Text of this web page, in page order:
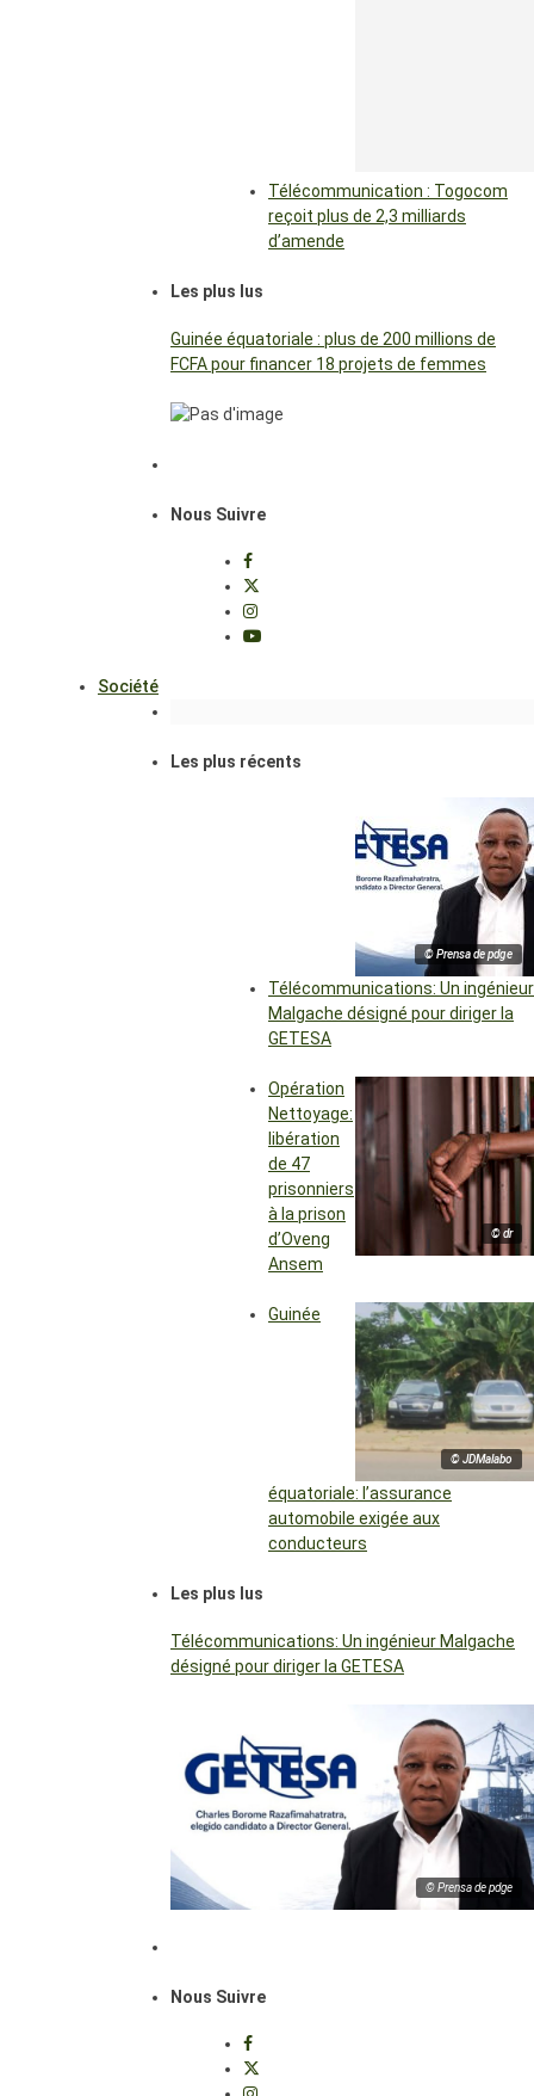
Télécommunication : Togocom
reçoit plus de 2,3 milliards
d’amende
Les plus lus
Guinée équatoriale : plus de 200 millions de
FCFA pour financer 18 projets de femmes
Nous Suivre
Société
Les plus récents
© Prensa de pdge
Télécommunications: Un ingénieur
Malgache désigné pour diriger la
GETESA
© dr
Opération
Nettoyage:
libération
de 47
prisonniers
à la prison
d’Oveng
Ansem
© JDMalabo
Guinée
équatoriale: l’assurance
automobile exigée aux
conducteurs
Les plus lus
Télécommunications: Un ingénieur Malgache
désigné pour diriger la GETESA
© Prensa de pdge
Nous Suivre